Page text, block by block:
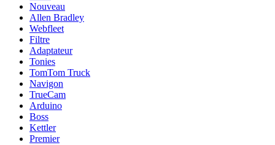
Nouveau
Allen Bradley
Webfleet
Filtre
Adaptateur
Tonies
TomTom Truck
Navigon
TrueCam
Arduino
Boss
Kettler
Premier